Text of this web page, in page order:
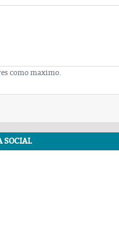
como maximo.
SOCIAL